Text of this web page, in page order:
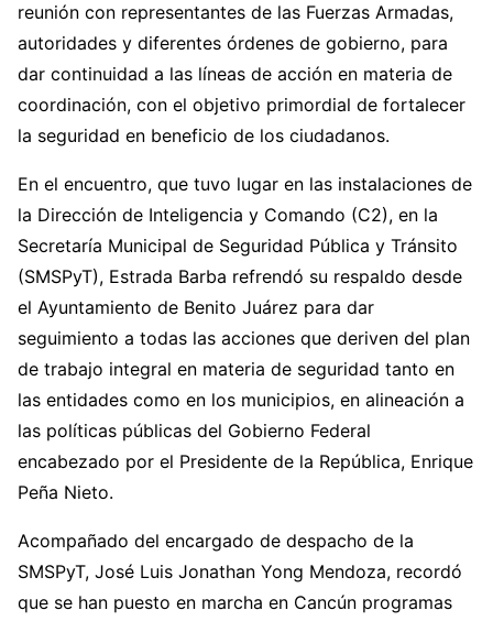
reunión con representantes de las Fuerzas Armadas,
autoridades y diferentes órdenes de gobierno, para
dar continuidad a las líneas de acción en materia de
coordinación, con el objetivo primordial de fortalecer
la seguridad en beneficio de los ciudadanos.
En el encuentro, que tuvo lugar en las instalaciones de
la Dirección de Inteligencia y Comando (C2), en la
Secretaría Municipal de Seguridad Pública y Tránsito
(SMSPyT), Estrada Barba refrendó su respaldo desde
el Ayuntamiento de Benito Juárez para dar
seguimiento a todas las acciones que deriven del plan
de trabajo integral en materia de seguridad tanto en
las entidades como en los municipios, en alineación a
las políticas públicas del Gobierno Federal
encabezado por el Presidente de la República, Enrique
Peña Nieto.
Acompañado del encargado de despacho de la
SMSPyT, José Luis Jonathan Yong Mendoza, recordó
que se han puesto en marcha en Cancún programas